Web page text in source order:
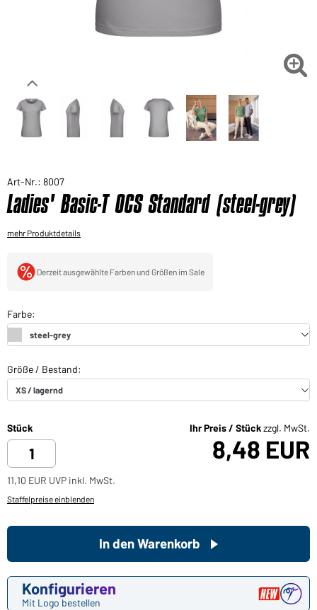
Sie möchten gerne für Ihren privaten Bedarf

Art-Nr.: 8007
Ladies' Basic-T OCS Standard (steel-grey)
mehr Produktdetails
Derzeit ausgewählte Farben und Größen im Sale
Stück Ihr Preis / Stückzzgl. MwSt.
8,48 EUR
11,10 EUR UVP inkl. MwSt.
Staffelpreise einblenden
Konfigurieren
Mit Logo bestellen
In den Warenkorb